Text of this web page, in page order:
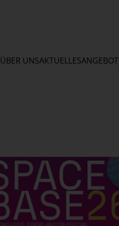
ÜBER UNSAKTUELLESANGEBOT